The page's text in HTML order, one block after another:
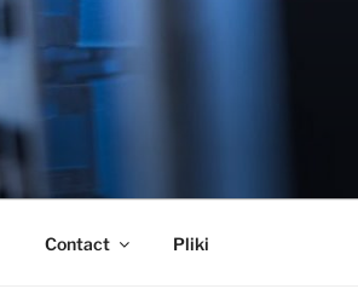
Contact Pliki